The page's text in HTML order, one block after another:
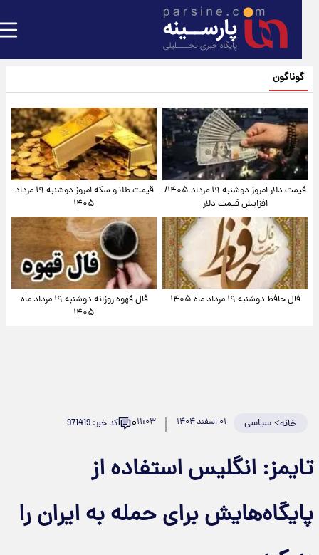
گوناگون
قیمت دلار امروز دوشنبه ۱۹ مرداد ۱۴۰۵/
افزایش قیمت دلار
قیمت طلا و سکه امروز دوشنبه ۱۹ مرداد
۱۴۰۵
فال حافظ دوشنبه ۱۹ مرداد ماه ۱۴۰۵
فال قهوه روزانه دوشنبه ۱۹ مرداد ماه
۱۴۰۵
خانه>سیاسی ۱۱:۰۳۰ کد خبر: 971419
انگلیس استفاده از
برای حمله به ایران را